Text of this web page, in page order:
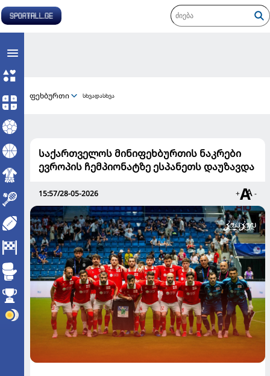
ფეხბურთი სხვადასხვა
საქართველოს მინიფეხბურთის ნაკრები
ევროპის ჩემპიონატზე ესპანეთს დაუზავდა
15:57/28-05-2026 + -